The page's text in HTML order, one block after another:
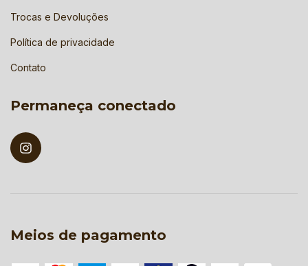
Trocas e Devoluções
Política de privacidade
Contato
Permaneça conectado
Meios de pagamento